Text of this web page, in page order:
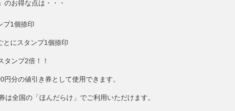
のお得な点は・・・
プ1個捺印
とにスタンプ1個捺印
タンプ2倍！！
円分の値引き券として使用できます。
は全国の「ほんだらけ」でご利用いただけます。